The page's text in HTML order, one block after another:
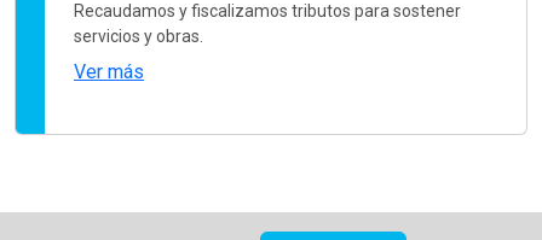
Recaudamos y fiscalizamos tributos para sostener
servicios y obras.
Ver más